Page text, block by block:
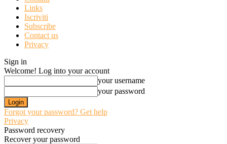
Links
Iscriviti
Subscribe
Contact us
Privacy
Sign in
Welcome! Log into your account
your username
your password
Forgot your password? Get help
Privacy
Password recovery
Recover your password